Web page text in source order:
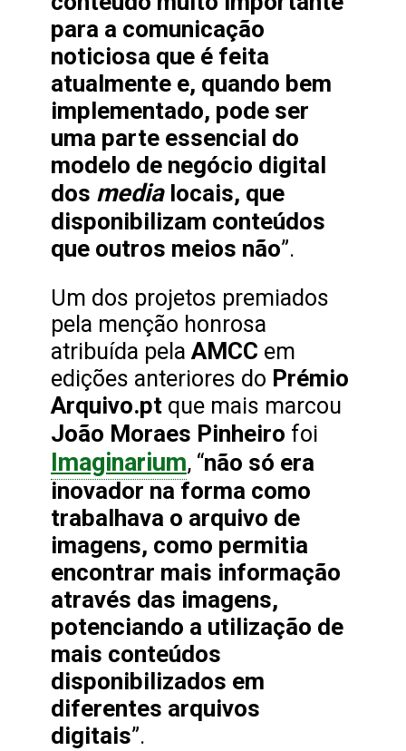
para a comunicação
noticiosa que é feita
atualmente e, quando bem
implementado, pode ser
uma parte essencial do
modelo de negócio digital
dos media locais, que
disponibilizam conteúdos
que outros meios não”.
Um dos projetos premiados
pela menção honrosa
atribuída pelaAMCC em
edições anteriores do Prémio
Arquivo.pt que mais marcou
João Moraes Pinheiro foi
Imaginarium, “não só era
inovador na forma como
trabalhava o arquivo de
imagens, como permitia
encontrar mais informação
através das imagens,
potenciando a utilização de
mais conteúdos
disponibilizados em
diferentes arquivos
digitais”.